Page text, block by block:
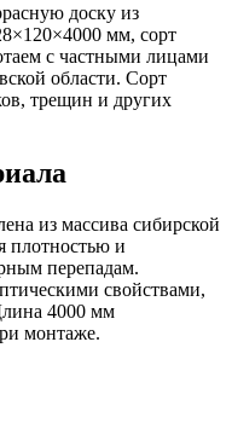
доску из
мм, сорт
с частными лицами
области. Сорт
трещин и других
из массива сибирской
плотностью и
перепадам.
свойствами,
4000 мм
монтаже.